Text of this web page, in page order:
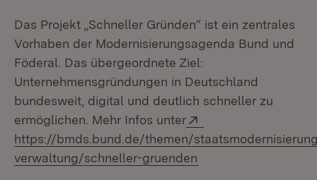
Das Projekt „Schneller Gründen“ ist ein zentrales
Vorhaben der Modernisierungsagenda Bund und
Föderal. Das übergeordnete Ziel:
Unternehmensgründungen in Deutschland
bundesweit, digital und deutlich schneller zu
ermöglichen. Mehr Infos unter
https://bmds.bund.de/themen/
verwaltung/schneller-gruenden